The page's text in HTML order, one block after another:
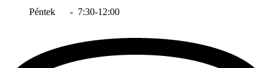
Péntek - 7:30-12:00